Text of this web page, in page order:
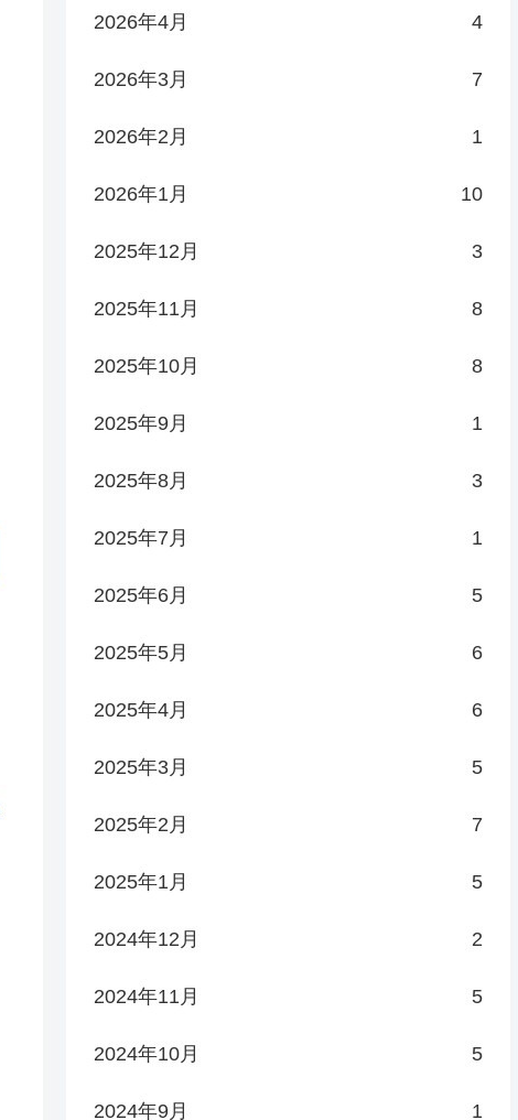
2026年4月 4
2026年3月 7
2026年2月 1
2026年1月 10
2025年12月 3
2025年11月 8
2025年10月 8
2025年9月 1
2025年8月 3
2025年7月 1
2025年6月 5
2025年5月 6
2025年4月 6
2025年3月 5
2025年2月 7
2025年1月 5
2024年12月 2
2024年11月 5
2024年10月 5
2024年9月 1